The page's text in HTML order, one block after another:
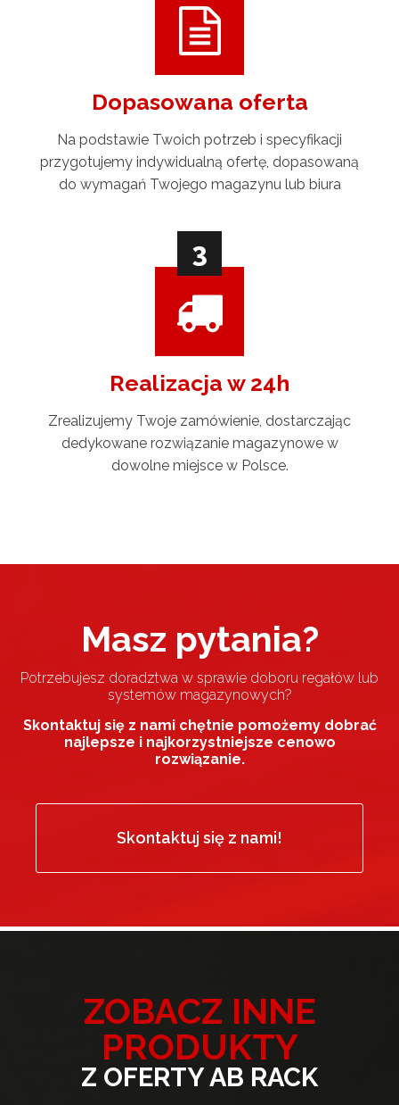
Dopasowana oferta
Na podstawie Twoich potrzeb i specyfikacji
przygotujemy indywidualną ofertę, dopasowaną
do wymagań Twojego magazynu lub biura
3
Realizacja w 24h
Zrealizujemy Twoje zamówienie, dostarczając
dedykowane rozwiązanie magazynowe w
dowolne miejsce w Polsce.
Masz pytania?
Potrzebujesz doradztwa w sprawie doboru regałów lub
systemów magazynowych?
Skontaktuj się z nami chętnie pomożemy dobrać
najlepsze i najkorzystniejsze cenowo
rozwiązanie.
Skontaktuj się z nami!
ZOBACZ INNE
PRODUKTY
Z OFERTY AB RACK